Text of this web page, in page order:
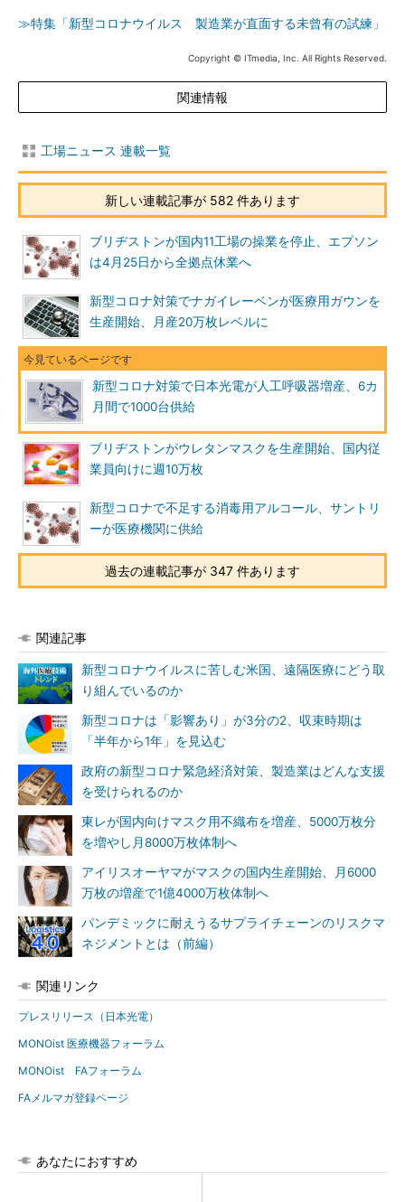
≫特集「新型コロナウイルス 製造業が直面する未曾有の試練」
Copyright © ITmedia, Inc. All Rights Reserved.
関連情報
工場ニュース 連載一覧
新しい連載記事が 582 件あります
ブリヂストンが国内11工場の操業を停止、エプソン
は4月25日から全拠点休業へ
新型コロナ対策でナガイレーベンが医療用ガウンを
生産開始、月産20万枚レベルに
新型コロナ対策で日本光電が人工呼吸器増産、6カ
月間で1000台供給
ブリヂストンがウレタンマスクを生産開始、国内従
業員向けに週10万枚
新型コロナで不足する消毒用アルコール、サントリ
ーが医療機関に供給
過去の連載記事が 347 件あります
関連記事
新型コロナウイルスに苦しむ米国、遠隔医療にどう取
り組んでいるのか
新型コロナは「影響あり」が3分の2、収束時期は
「半年から1年」を見込む
政府の新型コロナ緊急経済対策、製造業はどんな支援
を受けられるのか
東レが国内向けマスク用不織布を増産、5000万枚分
を増やし月8000万枚体制へ
アイリスオーヤマがマスクの国内生産開始、月6000
万枚の増産で1億4000万枚体制へ
パンデミックに耐えうるサプライチェーンのリスクマ
ネジメントとは（前編）
関連リンク
プレスリリース（日本光電）
MONOist 医療機器フォーラム
MONOist FAフォーラム
FAメルマガ登録ページ
あなたにおすすめ